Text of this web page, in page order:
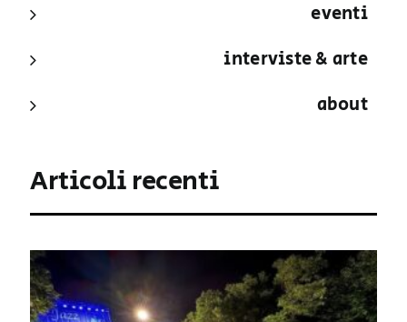
eventi
interviste & arte
about
Articoli recenti